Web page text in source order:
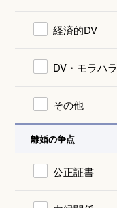
経済的DV
DV・モラハラ
その他
離婚の争点
公正証書